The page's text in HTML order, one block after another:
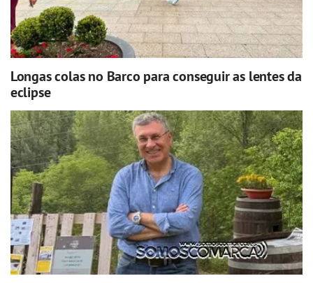
Longas colas no Barco para conseguir as lentes da
eclipse